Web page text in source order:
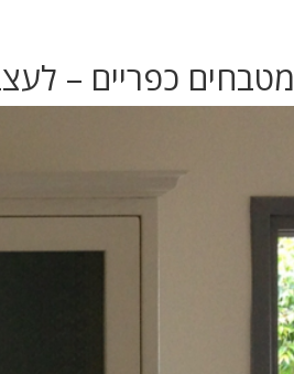
מטבחים כפריים –